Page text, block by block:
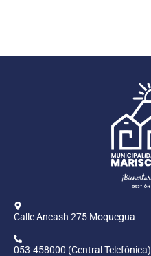
Calle Ancash 275 Moquegua
053-458000 (Central Telefónica)